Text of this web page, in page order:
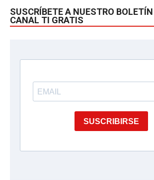
SUSCRÍBETE A NUESTRO BOLETÍN
CANAL TI GRATIS